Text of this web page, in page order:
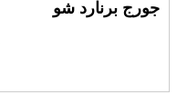
جورج برنارد شو